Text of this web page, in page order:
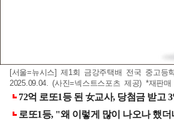
[서울=뉴시스] 제1회 금강주택배 전국 중고등
2025.09.04. (사진=넥스트스포츠 제공) *재판